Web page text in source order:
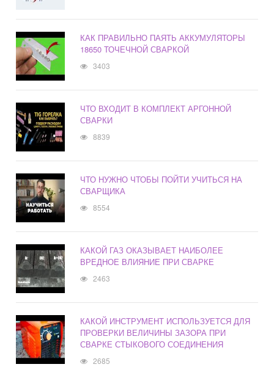
КАК ПРАВИЛЬНО ПАЯТЬ АККУМУЛЯТОРЫ
18650 ТОЧЕЧНОЙ СВАРКОЙ
3403
ЧТО ВХОДИТ В КОМПЛЕКТ АРГОННОЙ
СВАРКИ
8839
ЧТО НУЖНО ЧТОБЫ ПОЙТИ УЧИТЬСЯ НА
СВАРЩИКА
8554
КАКОЙ ГАЗ ОКАЗЫВАЕТ НАИБОЛЕЕ
ВРЕДНОЕ ВЛИЯНИЕ ПРИ СВАРКЕ
2463
КАКОЙ ИНСТРУМЕНТ ИСПОЛЬЗУЕТСЯ ДЛЯ
ПРОВЕРКИ ВЕЛИЧИНЫ ЗАЗОРА ПРИ
СВАРКЕ СТЫКОВОГО СОЕДИНЕНИЯ
2685